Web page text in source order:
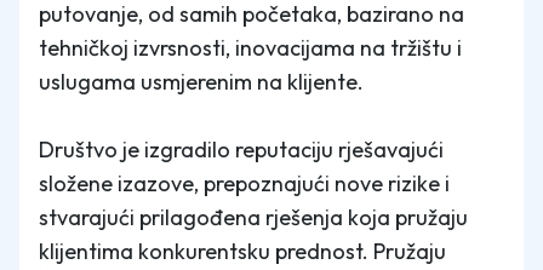
putovanje, od samih početaka, bazirano na
tehničkoj izvrsnosti, inovacijama na tržištu i
uslugama usmjerenim na klijente.
Društvo je izgradilo reputaciju rješavajući
složene izazove, prepoznajući nove rizike i
stvarajući prilagođena rješenja koja pružaju
klijentima konkurentsku prednost. Pružaju